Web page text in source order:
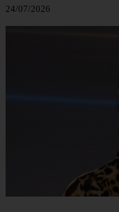
24/07/2026